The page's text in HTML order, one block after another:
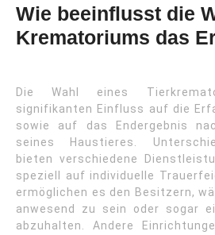
Wie beeinflusst die
Krematoriums das
Die Wahl eines
signifikanten Einfluss auf die
sowie auf das Endergebnis
seines Haustieres.
bieten verschiedene
speziell auf individuelle
ermöglichen es den Besitzern,
anwesend zu sein oder sogar
abzuhalten. Andere